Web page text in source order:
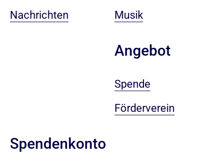
Nachrichten
Musik
Angebot
Spende
Förderverein
Spendenkonto